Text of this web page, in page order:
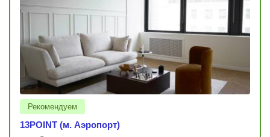
Рекомендуем
13POINT (м. Аэропорт)